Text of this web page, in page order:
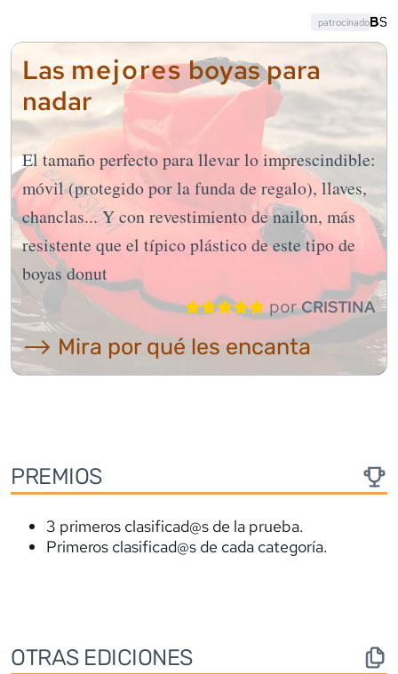
Las mejoresboyas para
nadar
El tamaño perfecto para llevar lo imprescindible:
móvil (protegido por la funda de regalo), llaves,
chanclas... Y con revestimiento de nailon, más
resistente que el típico plástico de este tipo de
boyas donut
porCRISTINA
⟶ Mira por qué les encanta
patrocinado
PREMIOS
3 primeros clasificad@s de la prueba.
Primeros clasificad@s de cada categoría.
OTRAS EDICIONES